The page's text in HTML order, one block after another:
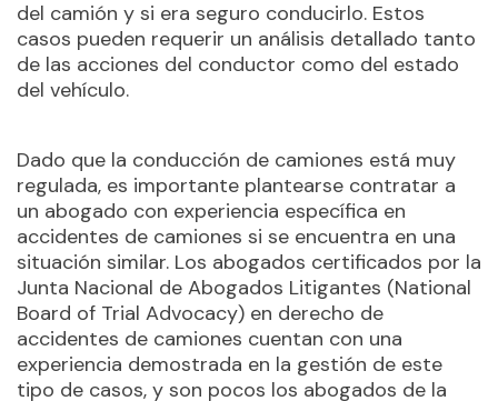
del camión y si era seguro conducirlo. Estos
casos pueden requerir un análisis detallado tanto
de las acciones del conductor como del estado
del vehículo.
Dado que la conducción de camiones está muy
regulada, es importante plantearse contratar a
un abogado con experiencia específica en
accidentes de camiones si se encuentra en una
situación similar. Los abogados certificados por la
Junta Nacional de Abogados Litigantes (National
Board of Trial Advocacy) en derecho de
accidentes de camiones cuentan con una
experiencia demostrada en la gestión de este
tipo de casos, y son pocos los abogados de la